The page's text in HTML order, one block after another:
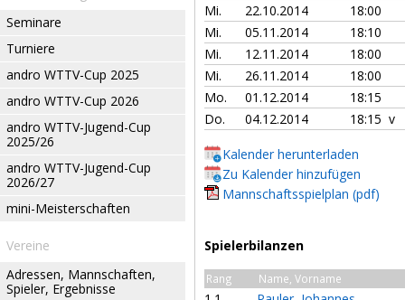
Seminare
Turniere
andro WTTV-Cup 2025
andro WTTV-Cup 2026
andro WTTV-Jugend-Cup
2025/26
andro WTTV-Jugend-Cup
2026/27
mini-Meisterschaften
Vereine
Adressen, Mannschaften,
Spieler, Ergebnisse
Mi.
22.10.2014
18:00
Mi.
05.11.2014
18:10
Mi.
12.11.2014
18:00
Mi.
26.11.2014
18:00
Mo.
01.12.2014
18:15
Do.
04.12.2014 18:15 v
Kalender herunterladen
Zu Kalender hinzufügen
Mannschaftsspielplan (pdf)
Spielerbilanzen
Rang Name, Vorname